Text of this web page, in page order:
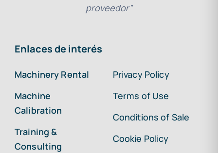
proveedor”
Enlaces de interés
Machinery Rental
Machine
Calibration
Training &
Consulting
Privacy Policy
Terms of Use
Conditions of Sale
Cookie Policy